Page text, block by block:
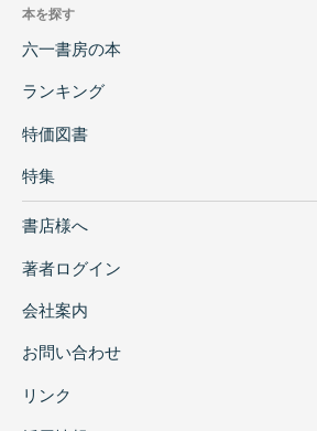
本を探す
六一書房の本
ランキング
特価図書
特集
書店様へ
著者ログイン
会社案内
お問い合わせ
リンク